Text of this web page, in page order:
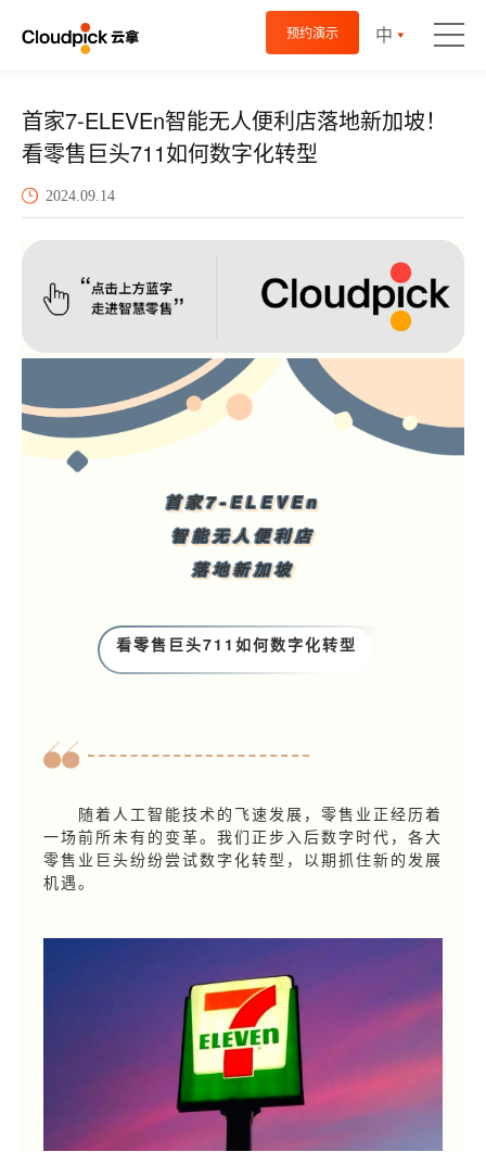
预约演示 中
首家7-ELEVEn智能无人便利店落地新加坡！
看零售巨头711如何数字化转型
2024.09.14
首家7-ELEVEn
智能无人便利店
落地新加坡
看零售巨头711如何数字化转型
随着人工智能技术的飞速发展，零售业正经历着
一场前所未有的变革。我们正步入后数字时代，各大
零售业巨头纷纷尝试数字化转型，以期抓住新的发展
机遇。